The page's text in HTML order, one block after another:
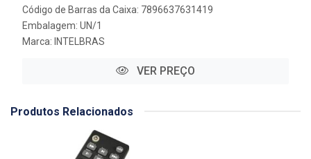
Código de Barras da Caixa: 7896637631419
Embalagem: UN/1
Marca: INTELBRAS
VER PREÇO
Produtos Relacionados